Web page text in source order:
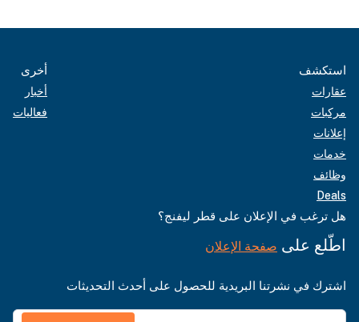
استكشف
عقارات
مركبات
إعلانات
خدمات
وظائف
Deals
أخرى
أخبار
فعاليات
هل ترغب في الإعلان على قطر ليفنج؟
اطّلع على صفحة الإعلان
اشترك في نشرتنا البريدية للحصول على أحدث التحديثات